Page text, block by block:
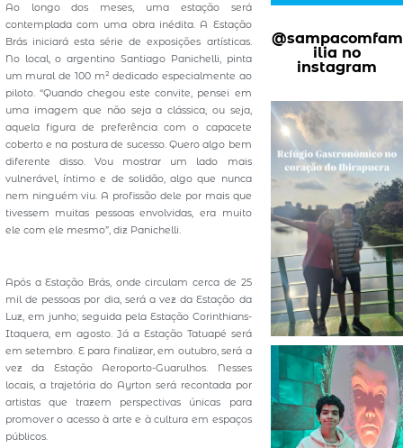
Ao longo dos meses, uma estação será
contemplada com uma obra inédita. A Estação
Brás iniciará esta série de exposições artísticas.
No local, o argentino Santiago Panichelli, pinta
um mural de 100 m² dedicado especialmente ao
piloto. “Quando chegou este convite, pensei em
uma imagem que não seja a clássica, ou seja,
aquela figura de preferência com o capacete
coberto e na postura de sucesso. Quero algo bem
diferente disso. Vou mostrar um lado mais
vulnerável, íntimo e de solidão, algo que nunca
nem ninguém viu. A profissão dele por mais que
tivessem muitas pessoas envolvidas, era muito
ele com ele mesmo”, diz Panichelli.
Após a Estação Brás, onde circulam cerca de 25
mil de pessoas por dia, será a vez da Estação da
Luz, em junho; seguida pela Estação Corinthians-
Itaquera, em agosto. Já a Estação Tatuapé será
em setembro. E para finalizar, em outubro, será a
vez da Estação Aeroporto-Guarulhos. Nesses
locais, a trajetória do Ayrton será recontada por
artistas que trazem perspectivas únicas para
promover o acesso à arte e à cultura em espaços
públicos.
@sampacomfam
ilia no
instagram